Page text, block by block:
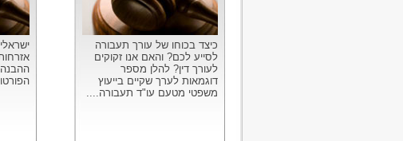
כיצד בכוחו של עורך תעבורה
לסייע לכם? והאם אנו זקוקים
לעורך דין? להלן מספר
דוגמאות לערך שקיים בייעוץ
משפטי מטעם עו"ד תעבורה....
ההבנה